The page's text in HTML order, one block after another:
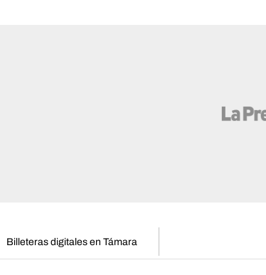
Billeteras digitales en Támara